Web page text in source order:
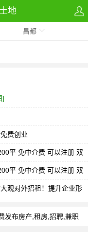
地
昌都
]
费创业
平 免中介费 可以注册 双
平 免中介费 可以注册 双
观对外招租！提升企业形
发布房产,租房,招聘,兼职